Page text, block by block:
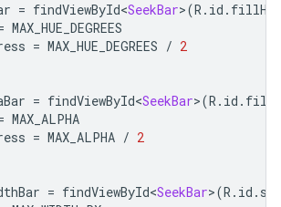
= findViewById<SeekBar>(R . id .
MAX_HUE_DEGREES
= MAX_HUE_DEGREES / 2
= findViewById<SeekBar>(R . id .
MAX_ALPHA
= MAX_ALPHA / 2
= findViewById<SeekBar>(R . id .